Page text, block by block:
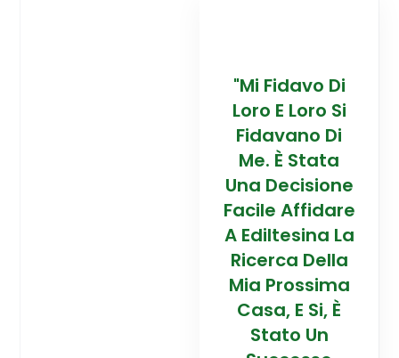
"Mi Fidavo Di
Loro E Loro Si
Fidavano Di
Me. È Stata
Una Decisione
Facile Affidare
A Ediltesina La
Ricerca Della
Mia Prossima
Casa, E Si, È
Stato Un